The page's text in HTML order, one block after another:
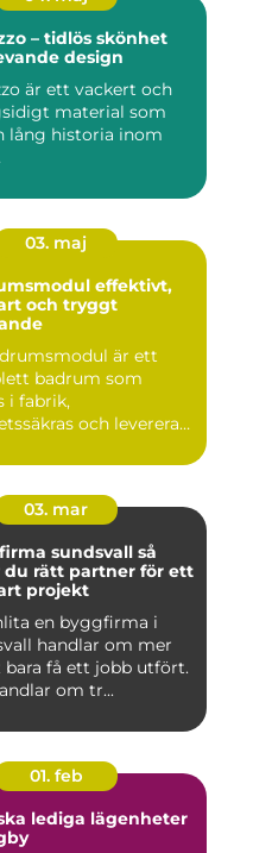
– tidlös skönhet
design
är ett vackert och
material som
lång historia inom
03. maj
effektivt,
och tryggt
är ett
badrum som
i fabrik,
och levereras
03. mar
sundsvall så
du rätt partner för ett
projekt
en byggfirma i
handlar om mer
bara få ett jobb utfört.
om tr...
01. feb
lediga lägenheter